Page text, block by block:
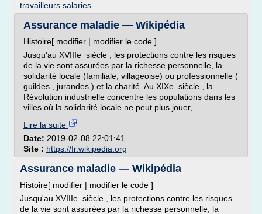
travailleurs salaries
Assurance maladie — Wikipédia
Histoire[ modifier | modifier le code ]
Jusqu'au XVIIIe siècle , les protections contre les risques
de la vie sont assurées par la richesse personnelle, la
solidarité locale (familiale, villageoise) ou professionnelle (
guildes , jurandes ) et la charité. Au XIXe siècle , la
Révolution industrielle concentre les populations dans les
villes où la solidarité locale ne peut plus jouer,...
Lire la suite
Date: 2019-02-08 22:01:41
Site : https://fr.wikipedia.org
Assurance maladie — Wikipédia
Histoire[ modifier | modifier le code ]
Jusqu'au XVIIIe siècle , les protections contre les risques
de la vie sont assurées par la richesse personnelle, la